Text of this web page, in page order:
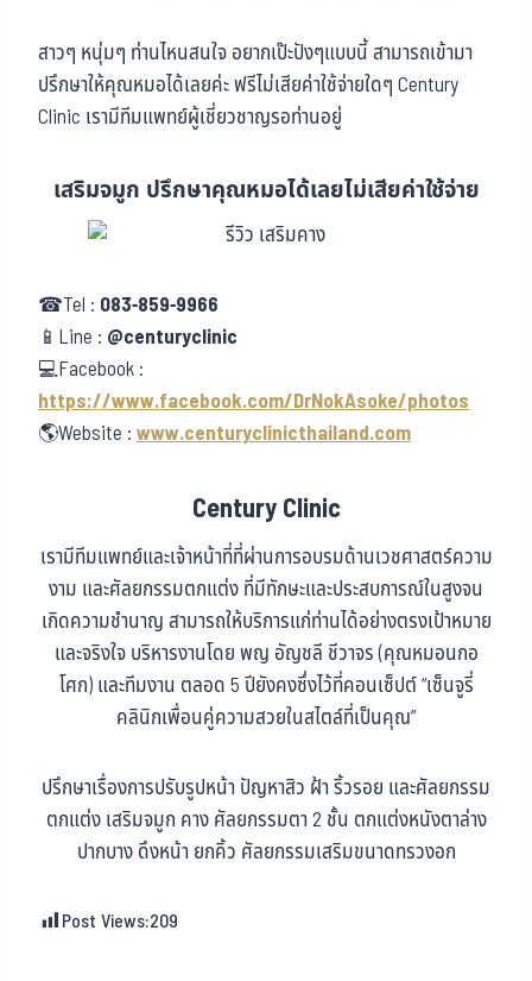
สาวๆ หนุ่มๆ ท่านไหนสนใจ อยากเป๊ะปังๆแบบนี้ สามารถเข้ามา
ปรึกษาให้คุณหมอได้เลยค่ะ ฟรีไม่เสียค่าใช้จ่ายใดๆ Century
Clinic เรามีทีมแพทย์ผู้เชี่ยวชาญรอท่านอยู่
เสริมจมูก ปรึกษาคุณหมอได้เลยไม่เสียค่าใช้จ่าย
☎Tel : 083-859-9966
📱Line : @centuryclinic
💻Facebook :
https://www.facebook.com/DrNokAsoke/photos
🌎Website :www.centuryclinicthailand.com
Century Clinic
เรามีทีมแพทย์และเจ้าหน้าที่ที่ผ่านการอบรมด้านเวชศาสตร์ความ
งาม และศัลยกรรมตกแต่ง ที่มีทักษะและประสบการณ์ในสูงจน
เกิดความชำนาญ สามารถให้บริการแก่ท่านได้อย่างตรงเป้าหมาย
และจริงใจ บริหารงานโดย พญ อัญชลี ชีวาจร (คุณหมอนกอ
โศก) และทีมงาน ตลอด 5 ปียังคงซึ่งไว้ที่คอนเซ็ปต์ “เซ็นจูรี่
คลินิกเพื่อนคู่ความสวยในสไตล์ที่เป็นคุณ”
ปรึกษาเรื่องการปรับรูปหน้า ปัญหาสิว ฝ้า ริ้วรอย และศัลยกรรม
ตกแต่ง เสริมจมูก คาง ศัลยกรรมตา 2 ชั้น ตกแต่งหนังตาล่าง
ปากบาง ดึงหน้า ยกคิ้ว ศัลยกรรมเสริมขนาดทรวงอก
Post Views:209